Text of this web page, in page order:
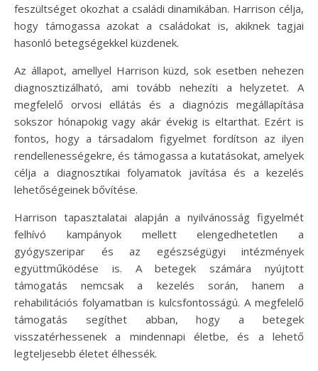
feszültséget okozhat a családi dinamikában. Harrison célja,
hogy támogassa azokat a családokat is, akiknek tagjai
hasonló betegségekkel küzdenek.
Az állapot, amellyel Harrison küzd, sok esetben nehezen
diagnosztizálható, ami tovább nehezíti a helyzetet. A
megfelelő orvosi ellátás és a diagnózis megállapítása
sokszor hónapokig vagy akár évekig is eltarthat. Ezért is
fontos, hogy a társadalom figyelmet fordítson az ilyen
rendellenességekre, és támogassa a kutatásokat, amelyek
célja a diagnosztikai folyamatok javítása és a kezelés
lehetőségeinek bővítése.
Harrison tapasztalatai alapján a nyilvánosság figyelmét
felhívó kampányok mellett elengedhetetlen a
gyógyszeripar és az egészségügyi intézmények
együttműködése is. A betegek számára nyújtott
támogatás nemcsak a kezelés során, hanem a
rehabilitációs folyamatban is kulcsfontosságú. A megfelelő
támogatás segíthet abban, hogy a betegek
visszatérhessenek a mindennapi életbe, és a lehető
legteljesebb életet élhessék.